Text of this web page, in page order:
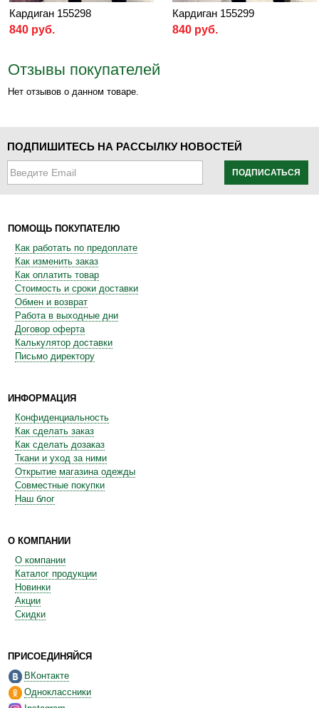
Кардиган 155298
840 руб.
Кардиган 155299
840 руб.
Отзывы покупателей
Нет отзывов о данном товаре.
ПОДПИШИТЕСЬ НА РАССЫЛКУ НОВОСТЕЙ
ПОДПИСАТЬСЯ
ПОМОЩЬ ПОКУПАТЕЛЮ
Как работать по предоплате
Как изменить заказ
Как оплатить товар
Стоимость и сроки доставки
Обмен и возврат
Работа в выходные дни
Договор оферта
Калькулятор доставки
Письмо директору
ИНФОРМАЦИЯ
Конфиденциальность
Как сделать заказ
Как сделать дозаказ
Ткани и уход за ними
Открытие магазина одежды
Совместные покупки
Наш блог
О КОМПАНИИ
О компании
Каталог продукции
Новинки
Акции
Скидки
ПРИСОЕДИНЯЙСЯ
ВКонтакте
Одноклассники